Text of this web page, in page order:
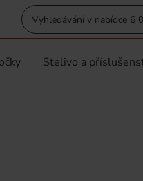
Stelivo a